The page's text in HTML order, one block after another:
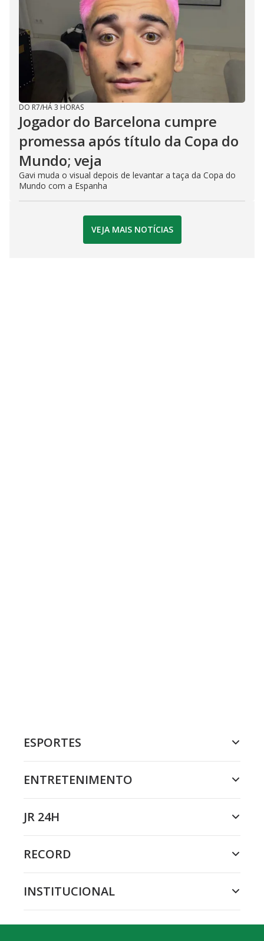
DO R7/HÁ 3 HORAS
Jogador do Barcelona cumpre
promessa após título da Copa do
Mundo; veja
Gavi muda o visual depois de levantar a taça da Copa do
Mundo com a Espanha
VEJA MAIS NOTÍCIAS
ESPORTES
ENTRETENIMENTO
JR 24H
RECORD
INSTITUCIONAL